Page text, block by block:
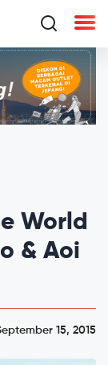
World
& Aoi
15, 2015